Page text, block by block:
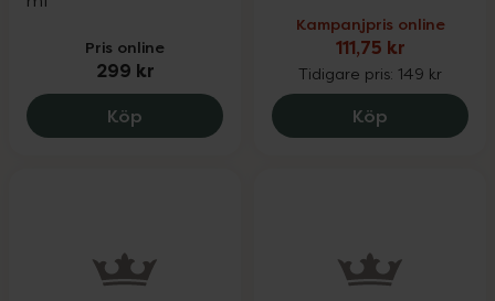
Pris online
299 kr
Köp The INKEY List Advanced Retinal
Kampanjpris online
111,75 kr
Tidigare pris: 149 kr
Köp Q+A